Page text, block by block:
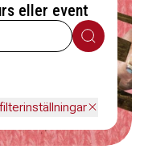
eller event
Sök